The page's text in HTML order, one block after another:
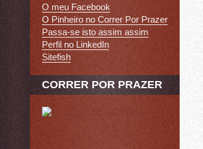
O meu Facebook
O Pinheiro no Correr Por Prazer
Passa-se isto assim assim
Perfil no LinkedIn
Sitefish
CORRER POR PRAZER